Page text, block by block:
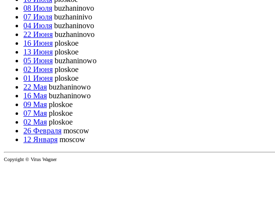
08 Июля buzhaninovo
07 Июля buzhaninivo
04 Июля buzhaninovo
22 Июня buzhaninovo
16 Июня ploskoe
13 Июня ploskoe
05 Июня buzhaninowo
02 Июня ploskoe
01 Июня ploskoe
22 Мая buzhaninowo
16 Мая buzhaninowo
09 Мая ploskoe
07 Мая ploskoe
02 Мая ploskoe
26 Февраля moscow
12 Января moscow
Copyright © Vitus Wagner